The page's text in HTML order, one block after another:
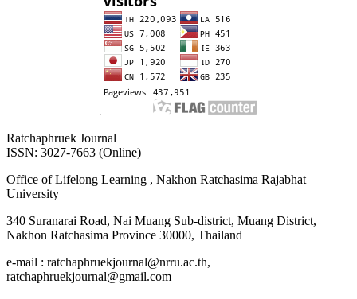
Ratchaphruek Journal
ISSN: 3027-7663 (Online)
Office of Lifelong Learning , Nakhon Ratchasima Rajabhat
University
340 Suranarai Road, Nai Muang Sub-district, Muang District,
Nakhon Ratchasima Province 30000, Thailand
e-mail : ratchaphruekjournal@nrru.ac.th,
ratchaphruekjournal@gmail.com